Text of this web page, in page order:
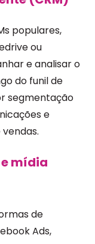
populares,
ou
e analisar o
do funil de
segmentação
e
mídia
de
Ads,